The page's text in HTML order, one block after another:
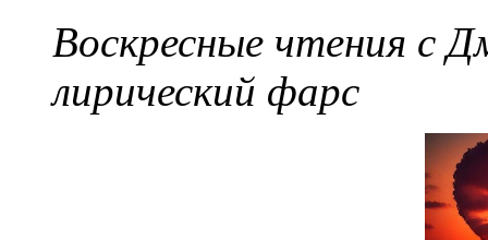
Воскресные чтения с
лирический фарс